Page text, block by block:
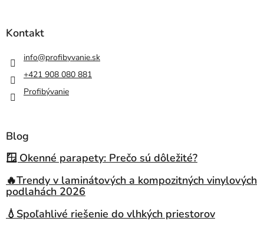
Kontakt
info@profibyvanie.sk
+421 908 080 881
Profibývanie
Blog
🪟 Okenné parapety: Prečo sú dôležité?
🔥Trendy v laminátových a kompozitných vinylových
podlahách 2026
💧Spoľahlivé riešenie do vlhkých priestorov